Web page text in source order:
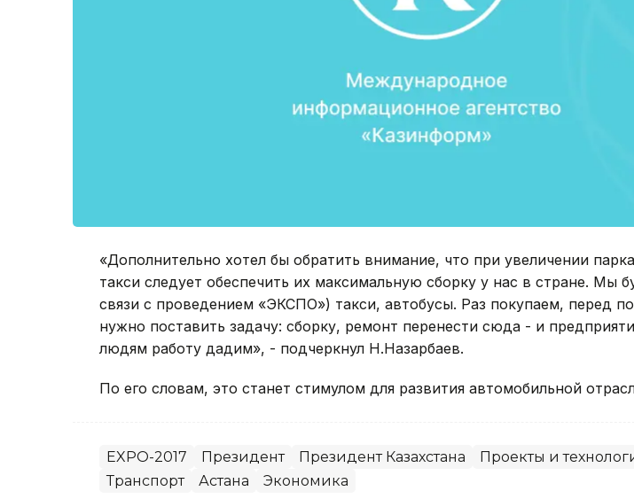
«Дополнительно хотел бы обратить внимание, что при увеличении
такси следует обеспечить их максимальную сборку у нас в стране. Мы
связи с проведением «ЭКСПО») такси, автобусы. Раз покупаем, перед
нужно поставить задачу: сборку, ремонт перенести сюда - и
людям работу дадим», - подчеркнул Н.Назарбаев.
По его словам, это станет стимулом для развития автомобильной
EXPO-2017 Президент Президент Казахстана
Проекты и
Транспорт
Астана Экономика